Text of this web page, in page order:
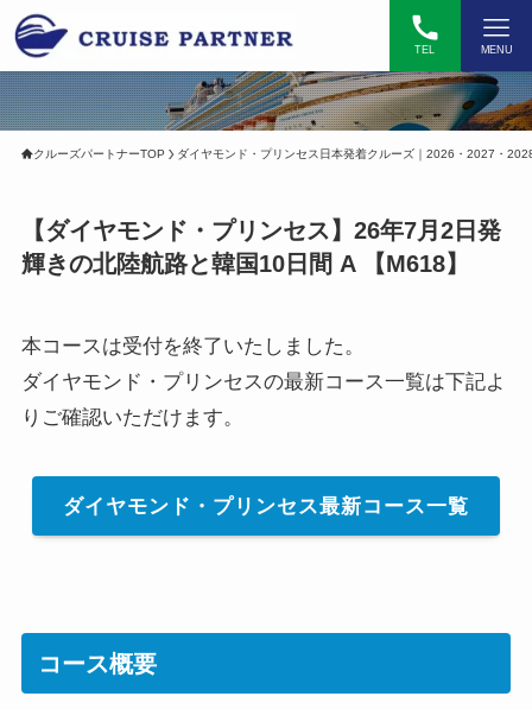
TEL MENU
クルーズパートナーTOP ダイヤモンド・プリンセス日本発着クルーズ｜2026・2027・
【 ダイヤモンド・プリンセス】26年7月2日発
輝きの北陸航路と韓国10日間 A 【M618】
本コースは受付を終了いたしました。
ダイヤモンド・プリンセスの最新コース一覧は下記よ
りご確認いただけます。
ダイヤモンド・プリンセス最新コース一覧
コース概要